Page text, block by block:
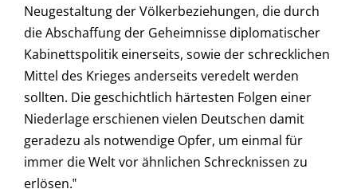
Neugestaltung der Völkerbeziehungen, die durch
die Abschaffung der Geheimnisse diplomatischer
Kabinettspolitik einerseits, sowie der schrecklichen
Mittel des Krieges anderseits veredelt werden
sollten. Die geschichtlich härtesten Folgen einer
Niederlage erschienen vielen Deutschen damit
geradezu als notwendige Opfer, um einmal für
immer die Welt vor ähnlichen Schrecknissen zu
erlösen.‟